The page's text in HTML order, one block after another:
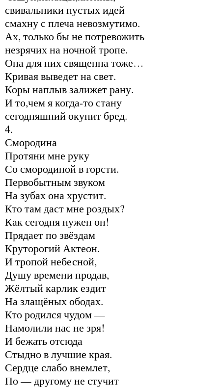
свивальники пустых идей
смахну с плеча невозмутимо.
Ах, только бы не потревожить
незрячих на ночной тропе.
Она для них священна тоже…
Кривая выведет на свет.
Коры наплыв залижет рану.
И то,чем я когда-то стану
сегодняшний окупит бред.
4.
Смородина
Протяни мне руку
Со смородиной в горсти.
Первобытным звуком
На зубах она хрустит.
Кто там даст мне роздых?
Как сегодня нужен он!
Прядает по звёздам
Круторогий Актеон.
И тропой небесной,
Душу времени продав,
Жёлтый карлик ездит
На злащёных ободах.
Кто родился чудом —
Намолили нас не зря!
И бежать отсюда
Стыдно в лучшие края.
Сердце слабо внемлет,
По — другому не стучит